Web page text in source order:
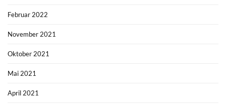
Februar 2022
November 2021
Oktober 2021
Mai 2021
April 2021